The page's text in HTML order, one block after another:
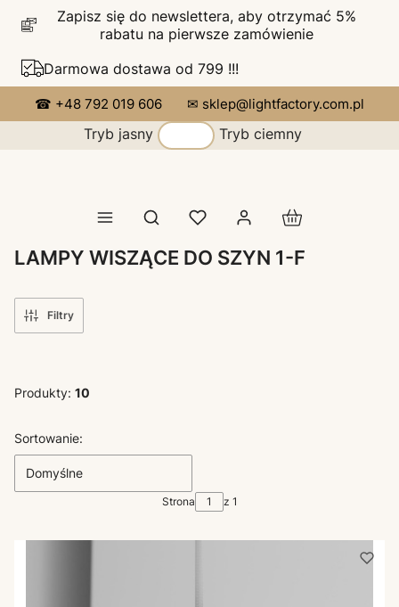
Zapisz się do newslettera, aby otrzymać 5%
rabatu na pierwsze zamówienie
Darmowa dostawa od 799 !!!
☎ +48 792 019 606 ✉ sklep@lightfactory.com.pl
Tryb jasny Tryb ciemny
Otwórz wyszukiwarkę Produkty w
LAMPY WISZĄCE DO SZYN 1-F
Filtry
Produkty: 10
Lista produktów
Sortowanie:
Domyślne
Strona z 1